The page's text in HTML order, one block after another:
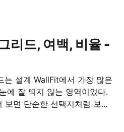
리드, 여백, 비율 -
서 가장 많은
에 잘 띄지 않는 영역이었다.
보면 단순한 선택지처럼 보이